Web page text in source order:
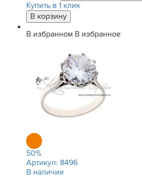
Купить в 1 клик
В избранном В избранное
50%
Артикул: 8496
В наличии